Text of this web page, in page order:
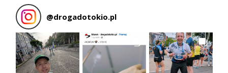
@drogadotokio.pl